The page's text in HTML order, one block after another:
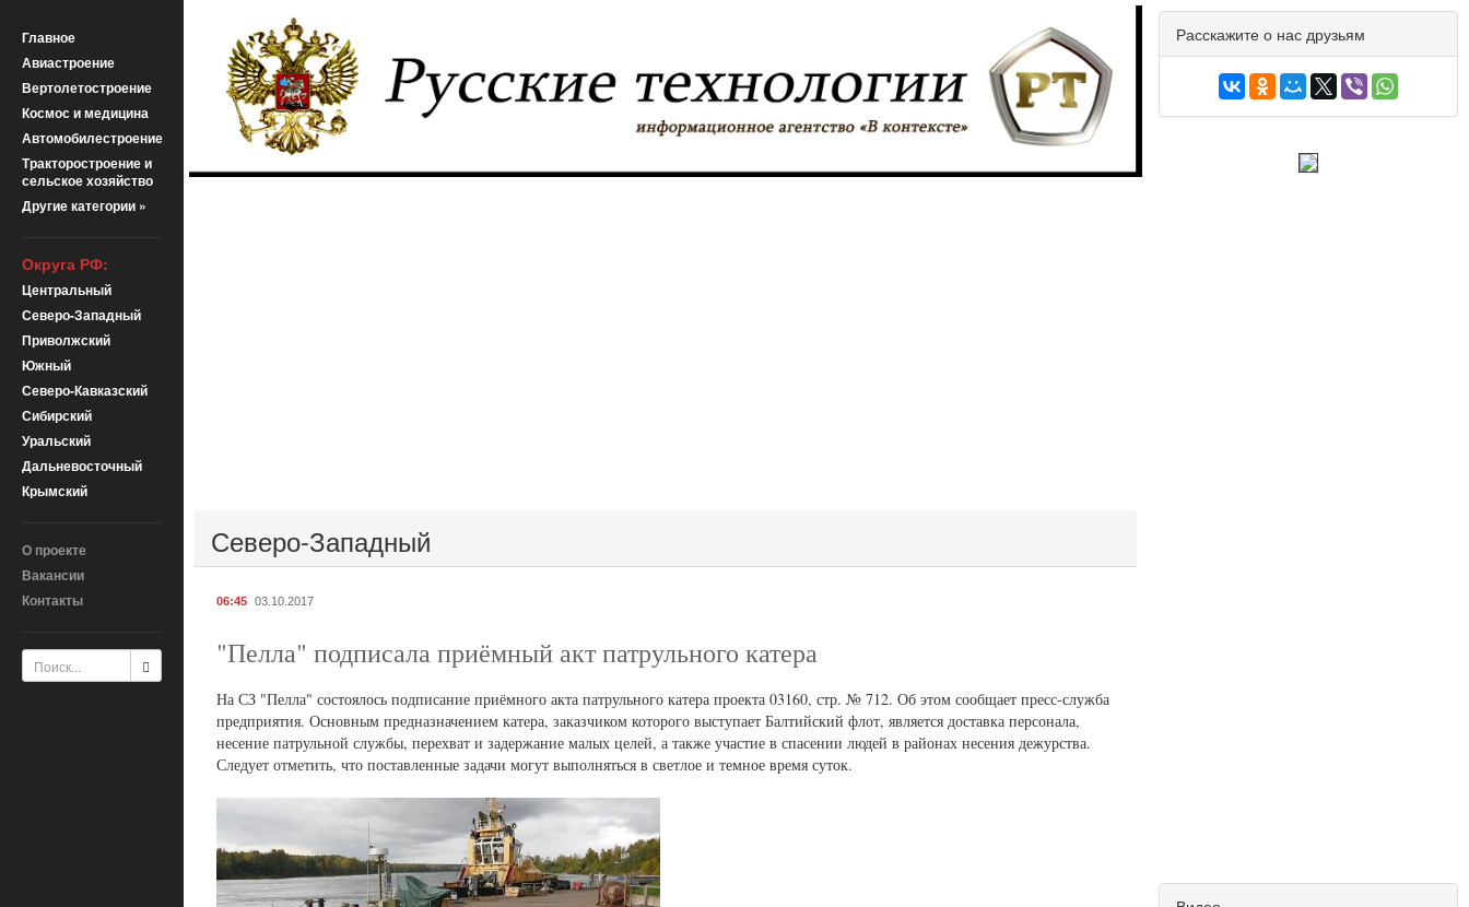
Главное
Авиастроение
Вертолетостроение
Космос и медицина
Автомобилестроение
Тракторостроение и
сельское хозяйство
Другие категории »
Округа РФ:
Центральный
Северо-Западный
Приволжский
Южный
Северо-Кавказский
Сибирский
Уральский
Дальневосточный
Крымский
О проекте
Вакансии
Контакты
Северо-Западный
06:45 03.10.2017
"Пелла" подписала приёмный акт патрульного катера
На СЗ "Пелла" состоялось подписание приёмного акта патрульного катера проекта 03160, стр. № 712. Об этом сообщает пресс-служба
предприятия. Основным предназначением катера, заказчиком которого выступает Балтийский флот, является доставка персонала,
несение патрульной службы, перехват и задержание малых целей, а также участие в спасении людей в районах несения дежурства.
Следует отметить, что поставленные задачи могут выполняться в светлое и темное время суток.
Расскажите о нас друзьям